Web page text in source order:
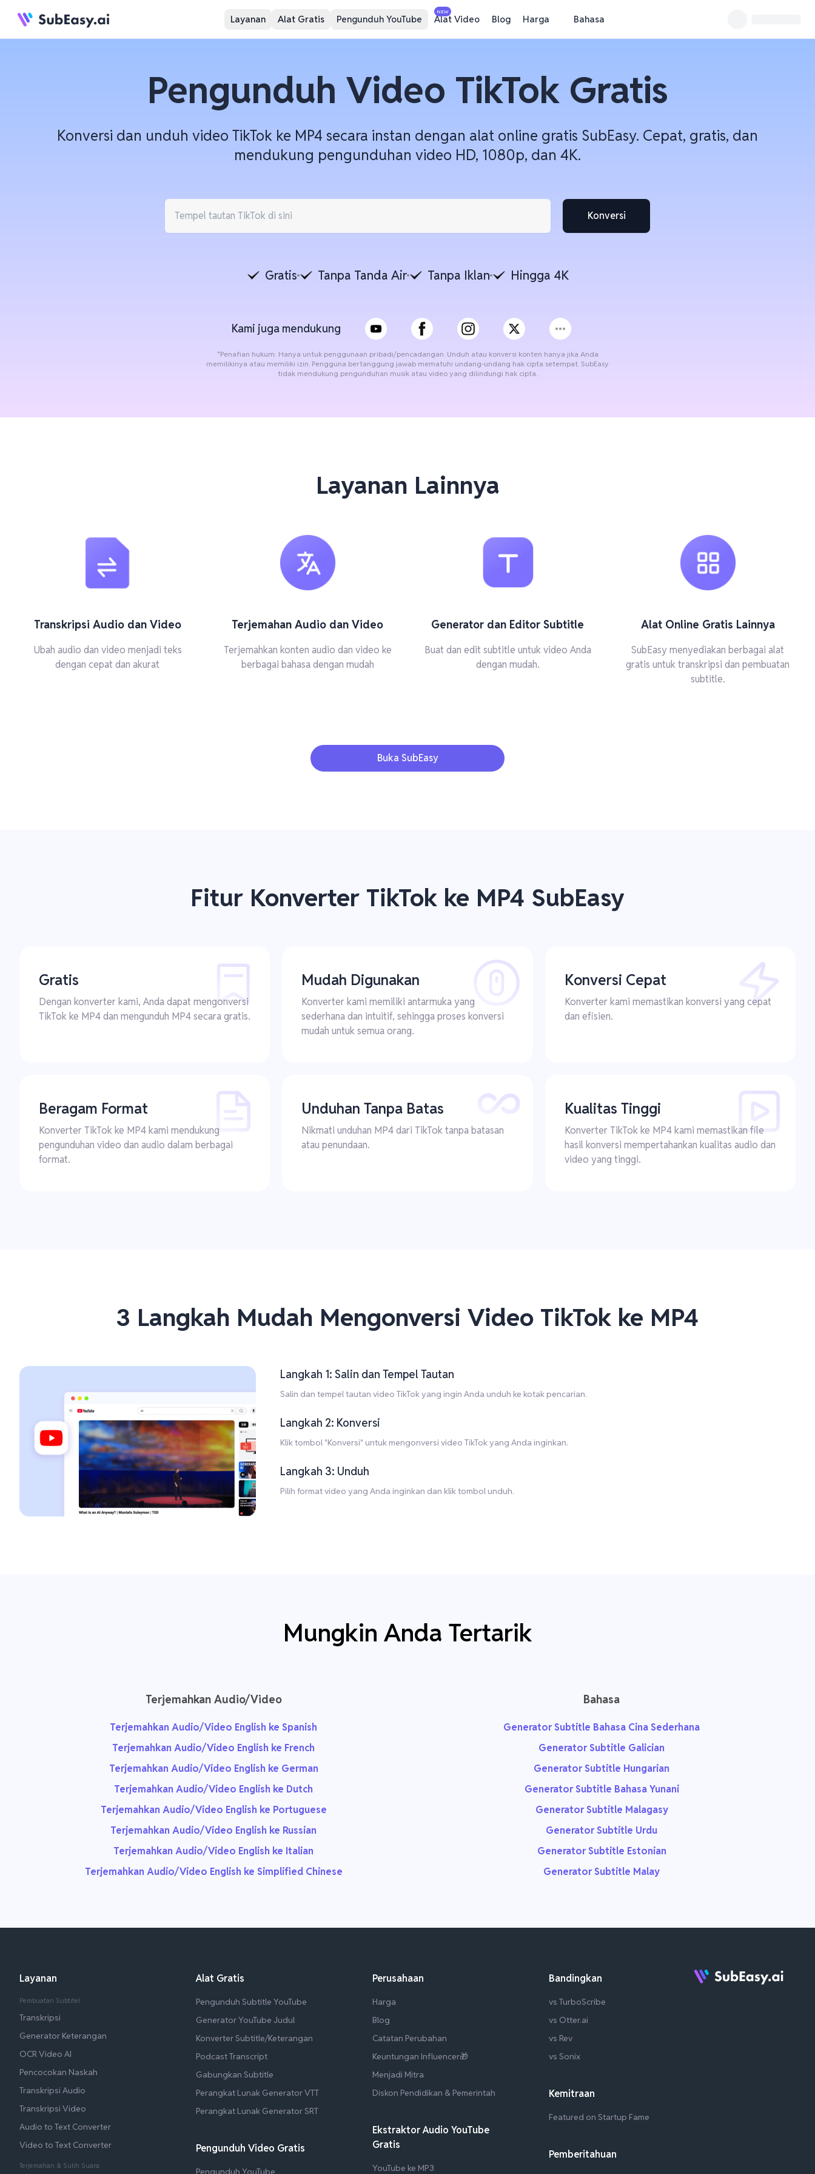
Layanan Alat Gratis Pengunduh YouTube
NEW
Alat Video Blog Harga Bahasa
Pengunduh Video TikTok Gratis
Konversi dan unduh video TikTok ke MP4 secara instan dengan alat online gratis SubEasy. Cepat, gratis, dan
mendukung pengunduhan video HD, 1080p, dan 4K.
Konversi
Gratis Tanpa Tanda Air Tanpa Iklan Hingga 4K
Kami juga mendukung
*Penafian hukum: Hanya untuk penggunaan pribadi/pencadangan. Unduh atau konversi konten hanya jika Anda
memilikinya atau memiliki izin. Pengguna bertanggung jawab mematuhi undang-undang hak cipta setempat. SubEasy
tidak mendukung pengunduhan musik atau video yang dilindungi hak cipta.
Layanan Lainnya
Transkripsi Audio dan Video
Ubah audio dan video menjadi teks
dengan cepat dan akurat
Terjemahan Audio dan Video
Terjemahkan konten audio dan video ke
berbagai bahasa dengan mudah
Generator dan Editor Subtitle
Buat dan edit subtitle untuk video Anda
dengan mudah.
Alat Online Gratis Lainnya
SubEasy menyediakan berbagai alat
gratis untuk transkripsi dan pembuatan
subtitle.
Buka SubEasy
Fitur Konverter TikTok ke MP4 SubEasy
Gratis
Dengan konverter kami, Anda dapat mengonversi
TikTok ke MP4 dan mengunduh MP4 secara gratis.
Mudah Digunakan
Konverter kami memiliki antarmuka yang
sederhana dan intuitif, sehingga proses konversi
mudah untuk semua orang.
Konversi Cepat
Konverter kami memastikan konversi yang cepat
dan efisien.
Beragam Format
Konverter TikTok ke MP4 kami mendukung
pengunduhan video dan audio dalam berbagai
format.
Unduhan Tanpa Batas
Nikmati unduhan MP4 dari TikTok tanpa batasan
atau penundaan.
Kualitas Tinggi
Konverter TikTok ke MP4 kami memastikan file
hasil konversi mempertahankan kualitas audio dan
video yang tinggi.
3 Langkah Mudah Mengonversi Video TikTok ke MP4
Langkah 1: Salin dan Tempel Tautan
Salin dan tempel tautan video TikTok yang ingin Anda unduh ke kotak pencarian.
Langkah 2: Konversi
Klik tombol "Konversi" untuk mengonversi video TikTok yang Anda inginkan.
Langkah 3: Unduh
Pilih format video yang Anda inginkan dan klik tombol unduh.
Mungkin Anda Tertarik
Terjemahkan Audio/Video
Terjemahkan Audio/Video English ke Spanish
Terjemahkan Audio/Video English ke French
Terjemahkan Audio/Video English ke German
Terjemahkan Audio/Video English ke Dutch
Terjemahkan Audio/Video English ke Portuguese
Terjemahkan Audio/Video English ke Russian
Terjemahkan Audio/Video English ke Italian
Terjemahkan Audio/Video English ke Simplified Chinese
Bahasa
Generator Subtitle Bahasa Cina Sederhana
Generator Subtitle Galician
Generator Subtitle Hungarian
Generator Subtitle Bahasa Yunani
Generator Subtitle Malagasy
Generator Subtitle Urdu
Generator Subtitle Estonian
Generator Subtitle Malay
Layanan
Pembuatan Subtitel
Transkripsi
Generator Keterangan
OCR Video AI
Pencocokan Naskah
Transkripsi Audio
Transkripsi Video
Audio to Text Converter
Video to Text Converter
Terjemahan & Sulih Suara
Alat Gratis
Pengunduh Subtitle YouTube
Generator YouTube Judul
Konverter Subtitle/Keterangan
Podcast Transcript
Gabungkan Subtitle
Perangkat Lunak Generator VTT
Perangkat Lunak Generator SRT
Pengunduh Video Gratis
Pengunduh YouTube
Perusahaan
Harga
Blog
Catatan Perubahan
Keuntungan Influencer🎁
Menjadi Mitra
Diskon Pendidikan & Pemerintah
Ekstraktor Audio YouTube
Gratis
YouTube ke MP3
Bandingkan
vs TurboScribe
vs Otter.ai
vs Rev
vs Sonix
Kemitraan
Featured on Startup Fame
Pemberitahuan